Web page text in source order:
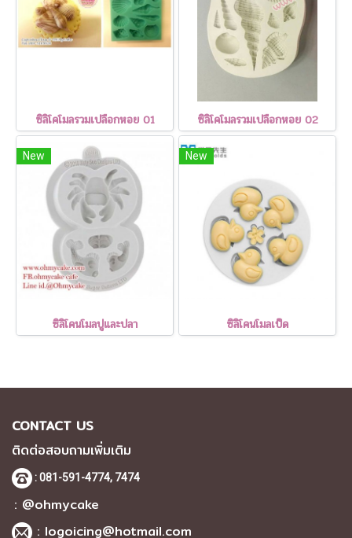
ซิลิโคโมลรวมเปลือกหอย 01 ซิลิโคโมลรวมเปลือกหอย 02
New
ซิลิโคนโมลปูและปลา
New
ซิลิโคนโมลเป็ด
CONTACT US
ติดต่อสอบถามเพิ่มเติม
: 081-591-4774, 7474
: @ohmycake
: logoicing@hotmail.com